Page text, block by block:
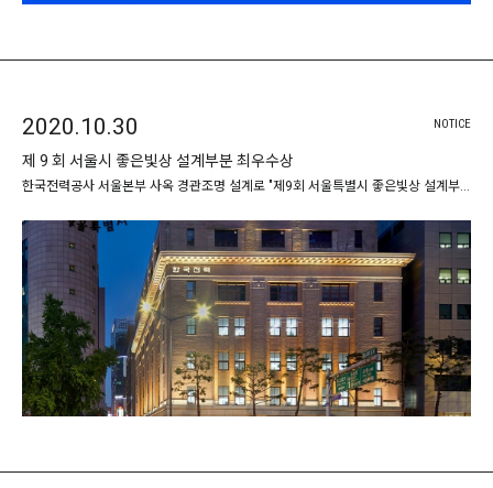
2020.10.30
제 9 회 서울시 좋은빛상 설계부분 최우수상
한국전력공사 서울본부 사옥 경관조명 설계로 "제9회 서울특별시 좋은빛상 설계부분 최우수상"을 수상하였습니다. …
NOTICE